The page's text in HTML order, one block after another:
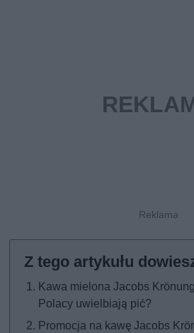
Kawa mielona Jacobs
Polacy uwielbiają pić?
Promocja na kawę Jacobs